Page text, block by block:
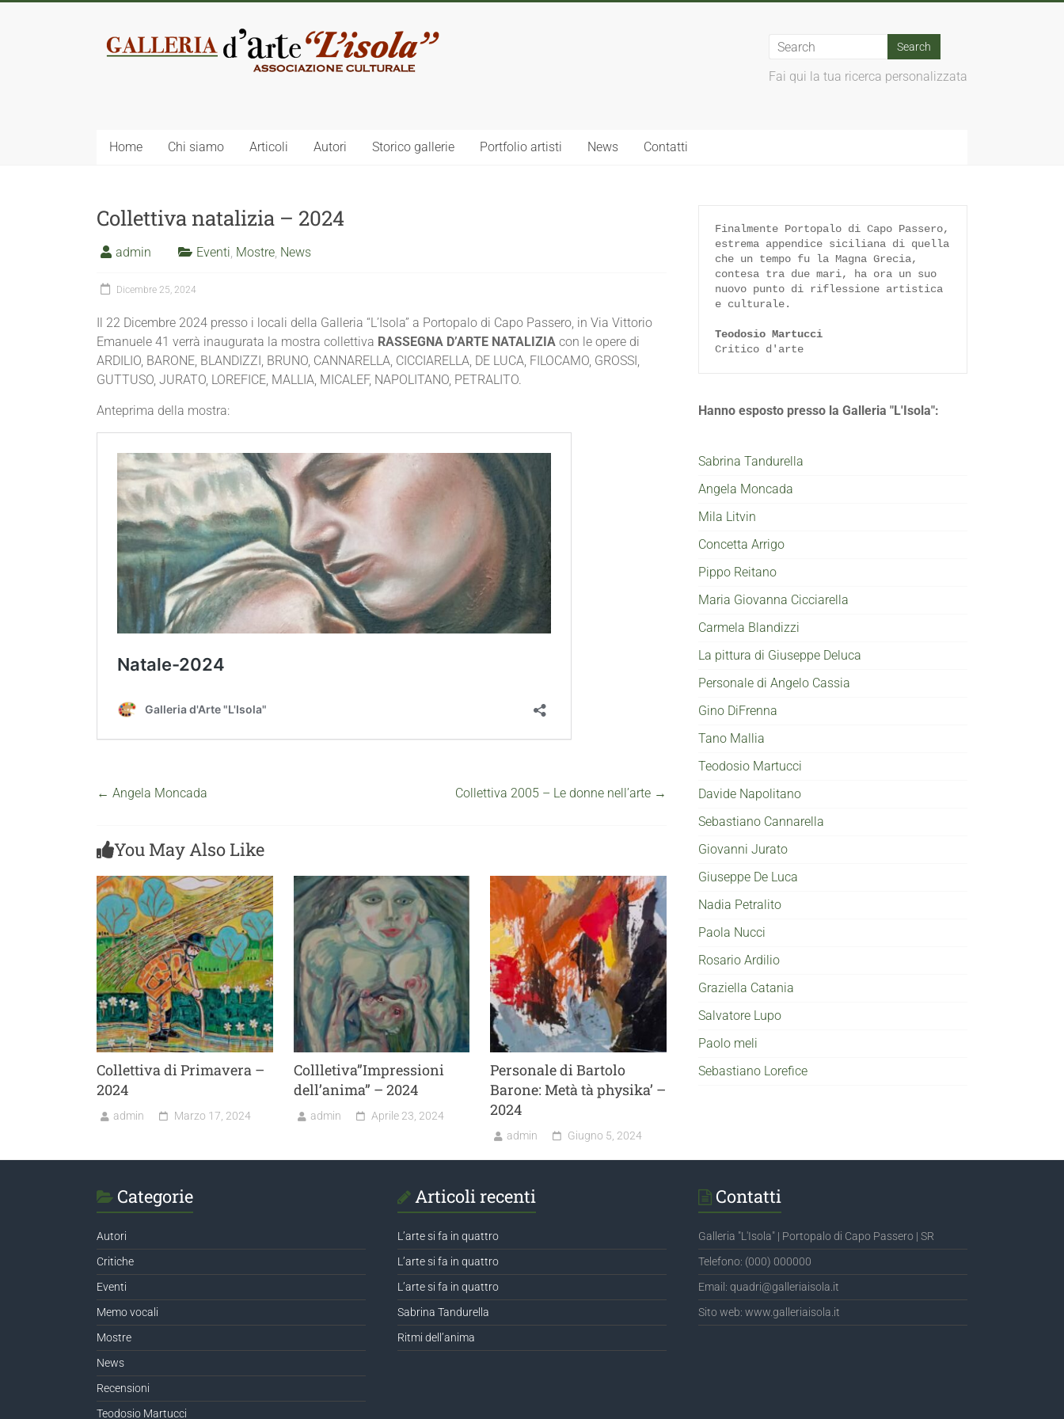
Fai qui la tua ricerca personalizzata
Home Chi siamo Articoli Autori Storico gallerie Portfolio artisti News Contatti
Collettiva natalizia – 2024
admin Eventi, Mostre, News
Dicembre 25, 2024
Il 22 Dicembre 2024 presso i locali della Galleria “L’Isola” a Portopalo di Capo Passero, in Via Vittorio
Emanuele 41 verrà inaugurata la mostra collettiva RASSEGNA D’ARTE NATALIZIA con le opere di
ARDILIO, BARONE, BLANDIZZI, BRUNO, CANNARELLA, CICCIARELLA, DE LUCA, FILOCAMO, GROSSI,
GUTTUSO, JURATO, LOREFICE, MALLIA, MICALEF, NAPOLITANO, PETRALITO.
Anteprima della mostra:
← Angela Moncada Collettiva 2005 – Le donne nell’arte →
You May Also Like
Collettiva di Primavera –
2024
admin Marzo 17, 2024
Collletiva”Impressioni
dell’anima” – 2024
admin Aprile 23, 2024
Personale di Bartolo
Barone: Metà tà physika’ –
2024
admin Giugno 5, 2024
Finalmente Portopalo di Capo Passero,
estrema appendice siciliana di quella
che un tempo fu la Magna Grecia,
contesa tra due mari, ha ora un suo
nuovo punto di riflessione artistica
e culturale.
Teodosio Martucci
Critico d'arte
Hanno esposto presso la Galleria "L'Isola":
Sabrina Tandurella
Angela Moncada
Mila Litvin
Concetta Arrigo
Pippo Reitano
Maria Giovanna Cicciarella
Carmela Blandizzi
La pittura di Giuseppe Deluca
Personale di Angelo Cassia
Gino DiFrenna
Tano Mallia
Teodosio Martucci
Davide Napolitano
Sebastiano Cannarella
Giovanni Jurato
Giuseppe De Luca
Nadia Petralito
Paola Nucci
Rosario Ardilio
Graziella Catania
Salvatore Lupo
Paolo meli
Sebastiano Lorefice
Categorie
Autori
Critiche
Eventi
Memo vocali
Mostre
News
Recensioni
Teodosio Martucci
Articoli recenti
L’arte si fa in quattro
L’arte si fa in quattro
L’arte si fa in quattro
Sabrina Tandurella
Ritmi dell’anima
Contatti
Galleria "L'Isola" | Portopalo di Capo Passero | SR
Telefono: (000) 000000
Email: quadri@galleriaisola.it
Sito web: www.galleriaisola.it